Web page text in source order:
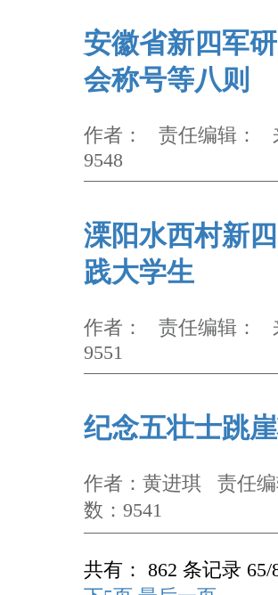
安徽省新四军
会称号等八则
作者： 责任编辑：
9548
溧阳水西村新
践大学生
作者： 责任编辑：
9551
纪念五壮士跳
作者：黄进琪 责任
数：9541
共有： 862 条记录